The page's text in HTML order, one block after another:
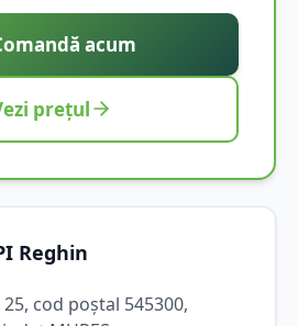
acum
prețul
Reghin
25, cod poștal 545300,